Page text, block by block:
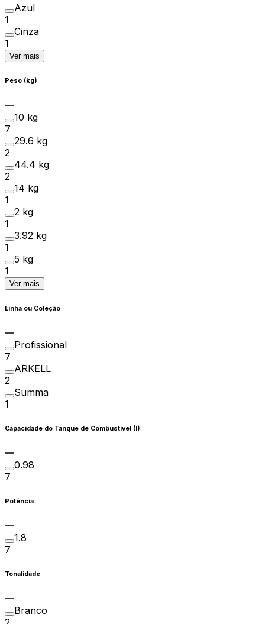
Azul
1
Cinza
1
Ver mais
Peso (kg)
10 kg
7
29.6 kg
2
44.4 kg
2
14 kg
1
2 kg
1
3.92 kg
1
5 kg
1
Ver mais
Linha ou Coleção
Profissional
7
ARKELL
2
Summa
1
Capacidade do Tanque de Combustível (l)
0.98
7
Potência
1.8
7
Tonalidade
Branco